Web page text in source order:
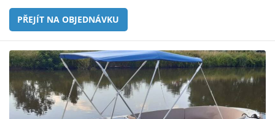
PŘEJÍT NA OBJEDNÁVKU